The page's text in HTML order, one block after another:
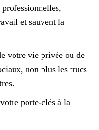
et sauvent la
votre vie privée ou de
non plus les trucs
porte-clés à la